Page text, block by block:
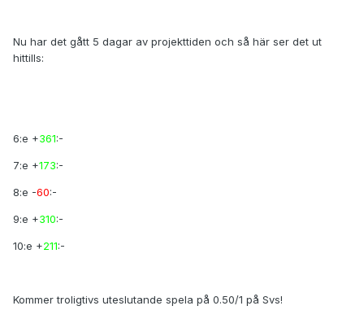
Nu har det gått 5 dagar av projekttiden och så här ser det ut
hittills:
6:e +361:-
7:e +173:-
8:e -60:-
9:e +310:-
10:e +211:-
Kommer troligtivs uteslutande spela på 0.50/1 på Svs!